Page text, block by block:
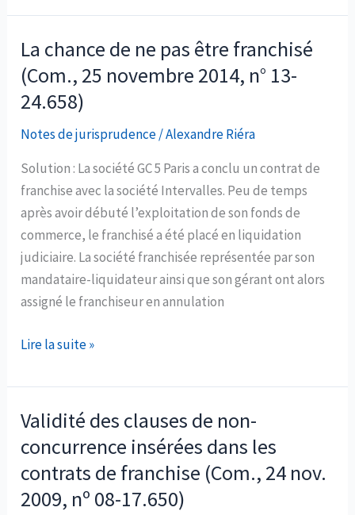
validité
de
la
clause
restrictive
de
post-
contractuelles
insérée
dans
un
contrat
de
(Com.,
2014,
22.624
et
La chance de ne pas être franchisé
(Com., 25 novembre 2014, n° 13-
24.658)
Notes de jurisprudence/Alexandre Riéra
Solution : La société GC 5 Paris a conclu un contrat de
franchise avec la société Intervalles. Peu de temps
après avoir débuté l’exploitation de son fonds de
commerce, le franchisé a été placé en liquidation
judiciaire. La société franchisée représentée par son
mandataire-liquidateur ainsi que son gérant ont alors
assigné le franchiseur en annulation
La
de
ne
pas
être
franchisé
(Com.,
Lire la suite »
Validité des clauses de non-
concurrence insérées dans les
contrats de franchise (Com., 24 nov.
2009, nº 08-17.650)